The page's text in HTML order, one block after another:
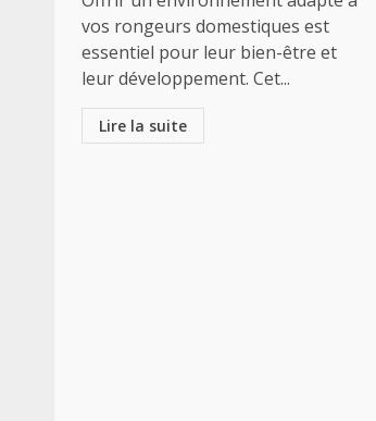
vos rongeurs domestiques est
essentiel pour leur bien-être et
leur développement. Cet...
Lire la suite